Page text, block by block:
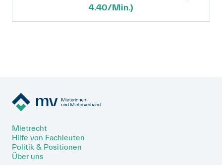
4.40/Min.)
Mietrecht
Hilfe von Fachleuten
Politik & Positionen
Über uns